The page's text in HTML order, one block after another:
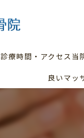
診療時間・アクセス 当
良いマッ